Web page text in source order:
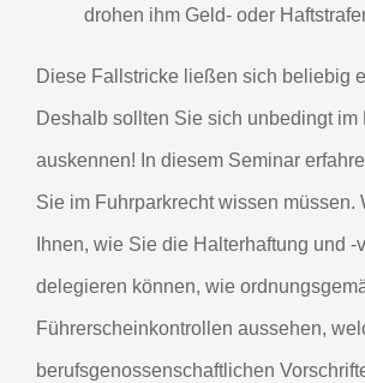
drohen ihm Geld- oder
Diese Fallstricke ließen sich beliebig
Deshalb sollten Sie sich unbedingt im
auskennen! In diesem Seminar
Sie im Fuhrparkrecht wissen müssen.
Ihnen, wie Sie die Halterhaftung und -
delegieren können, wie
Führerscheinkontrollen aussehen,
berufsgenossenschaftlichen